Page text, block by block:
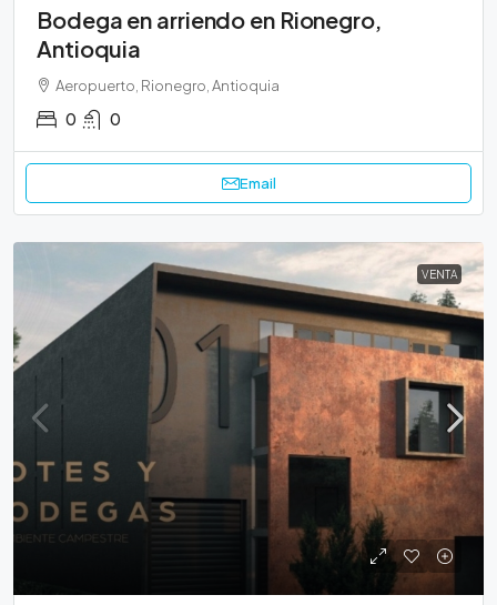
Bodega en arriendo en Rionegro,
Antioquia
Aeropuerto, Rionegro, Antioquia
0 0
Email
VENTA